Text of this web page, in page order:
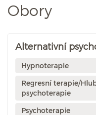
Obory
Alternativní
Hypnoterapie
Regresní terapie/
psychoterapie
Psychoterapie